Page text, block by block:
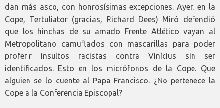
dan más asco, con honrosísimas excepciones. Ayer, en la
Cope, Tertuliator (gracias, Richard Dees) Miró defendió
que los hinchas de su amado Frente Atlético vayan al
Metropolitano camuflados con mascarillas para poder
proferir insultos racistas contra Vinícius sin ser
identificados. Esto en los micrófonos de la Cope. Que
alguien se lo cuente al Papa Francisco. ¿No pertenece la
Cope a la Conferencia Episcopal?